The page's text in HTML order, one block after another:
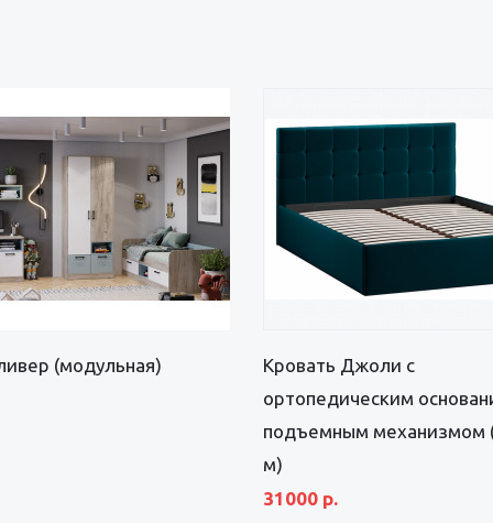
(модульная)
Кровать Джоли с
ортопедическим
подъемным механизмом
м)
31000 р.